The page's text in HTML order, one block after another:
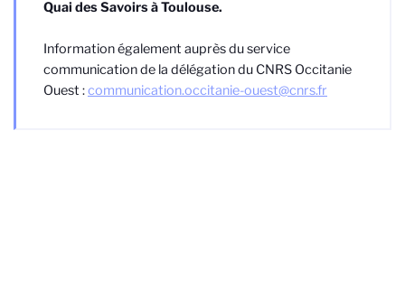
Quai des Savoirs à Toulouse.
Information également auprès du service
communication de la délégation du CNRS Occitanie
Ouest :communication.occitanie-ouest@cnrs.fr